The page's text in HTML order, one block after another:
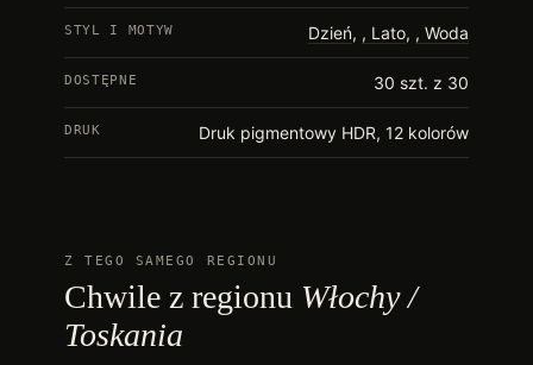
STYL I MOTYW Dzień, Lato, Woda
DOSTĘPNE 30 szt. z 30
DRUK Druk pigmentowy HDR, 12 kolorów
Z TEGO SAMEGO REGIONU
Chwile z regionu Włochy /
Toskania